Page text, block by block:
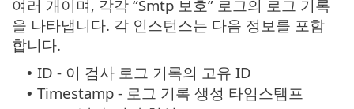
여러 개이며, 각각 “Smtp 보호” 로그의 로그 기록
을 나타냅니다. 각 인스턴스는 다음 정보를 포함
합니다.
• ID - 이 검사 로그 기록의 고유 ID
• Timestamp - 로그 기록 생성 타임스탬프